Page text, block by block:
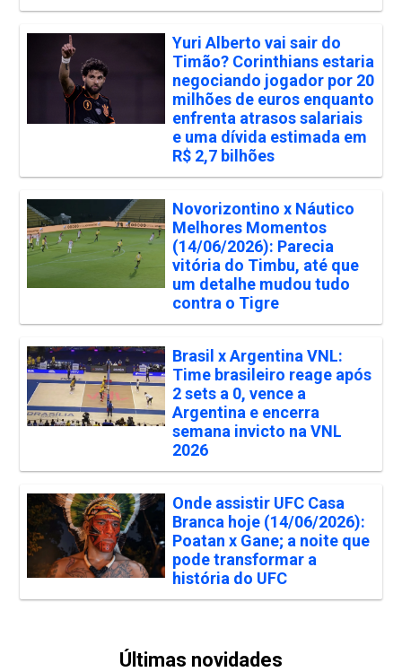
Yuri Alberto vai sair do
Timão? Corinthians estaria
negociando jogador por 20
milhões de euros enquanto
enfrenta atrasos salariais
e uma dívida estimada em
R$ 2,7 bilhões
Novorizontino x Náutico
Melhores Momentos
(14/06/2026): Parecia
vitória do Timbu, até que
um detalhe mudou tudo
contra o Tigre
Brasil x Argentina VNL:
Time brasileiro reage após
2 sets a 0, vence a
Argentina e encerra
semana invicto na VNL
2026
Onde assistir UFC Casa
Branca hoje (14/06/2026):
Poatan x Gane; a noite que
pode transformar a
história do UFC
Últimas novidades